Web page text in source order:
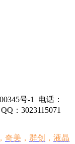
号-1
电话：
：3023115071
， 奇美 ， 群创 ， 液晶